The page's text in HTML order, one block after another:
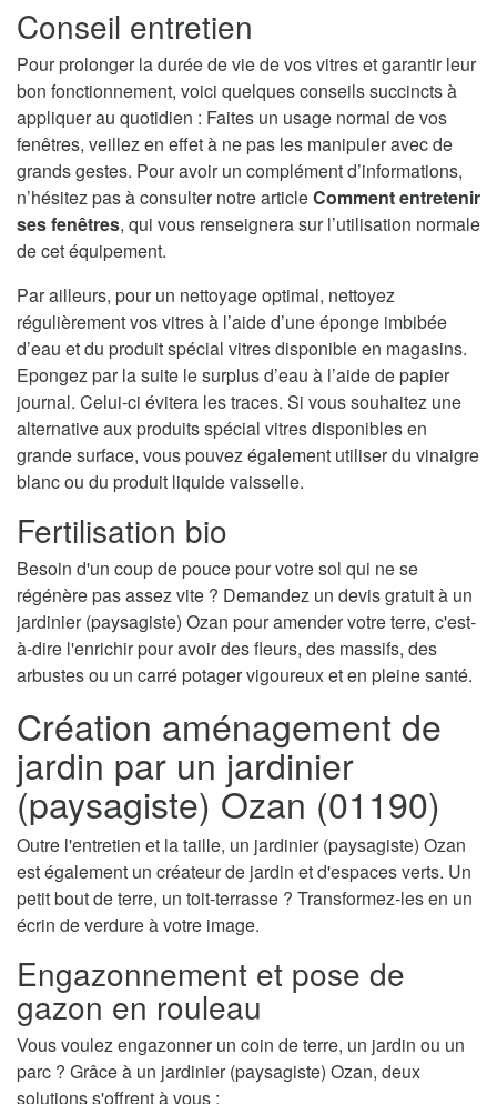
Conseil entretien
Pour prolonger la durée de vie de vos vitres et garantir leur
bon fonctionnement, voici quelques conseils succincts à
appliquer au quotidien : Faites un usage normal de vos
fenêtres, veillez en effet à ne pas les manipuler avec de
grands gestes. Pour avoir un complément d’informations,
n’hésitez pas à consulter notre articleComment entretenir
ses fenêtres, qui vous renseignera sur l’utilisation normale
de cet équipement.
Par ailleurs, pour un nettoyage optimal, nettoyez
régulièrement vos vitres à l’aide d’une éponge imbibée
d’eau et du produit spécial vitres disponible en magasins.
Epongez par la suite le surplus d’eau à l’aide de papier
journal. Celui-ci évitera les traces. Si vous souhaitez une
alternative aux produits spécial vitres disponibles en
grande surface, vous pouvez également utiliser du vinaigre
blanc ou du produit liquide vaisselle.
Fertilisation bio
Besoin d'un coup de pouce pour votre sol qui ne se
régénère pas assez vite ? Demandez un devis gratuit à un
jardinier (paysagiste) Ozan pour amender votre terre, c'est-
à-dire l'enrichir pour avoir des fleurs, des massifs, des
arbustes ou un carré potager vigoureux et en pleine santé.
Création aménagement de
jardin par un jardinier
(paysagiste) Ozan (01190)
Outre l'entretien et la taille, un jardinier (paysagiste) Ozan
est également un créateur de jardin et d'espaces verts. Un
petit bout de terre, un toit-terrasse ? Transformez-les en un
écrin de verdure à votre image.
Engazonnement et pose de
gazon en rouleau
Vous voulez engazonner un coin de terre, un jardin ou un
parc ? Grâce à un jardinier (paysagiste) Ozan, deux
solutions s'offrent à vous :